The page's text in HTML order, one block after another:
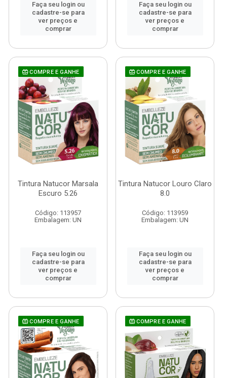
Faça seu login ou
cadastre-se para
ver preços e
comprar
Faça seu login ou
cadastre-se para
ver preços e
comprar
COMPRE E GANHE
Tintura Natucor Marsala
Escuro 5.26
Código: 113957
Embalagem: UN
Faça seu login ou
cadastre-se para
ver preços e
comprar
COMPRE E GANHE
Tintura Natucor Louro Claro
8.0
Código: 113959
Embalagem: UN
Faça seu login ou
cadastre-se para
ver preços e
comprar
COMPRE E GANHE COMPRE E GANHE